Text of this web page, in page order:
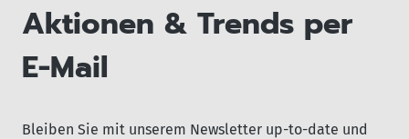
Aktionen & Trends per
E-Mail
Bleiben Sie mit unserem Newsletter up-to-date und